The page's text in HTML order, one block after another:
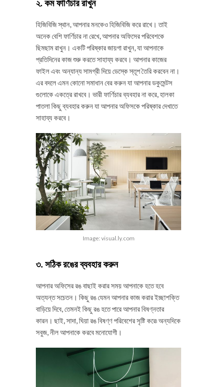
হিজিবিজি স্থান, আপনার মনকেও হিজিবিজি করে রাখে। তাই
অনেক বেশি ফার্ণিচার না রেখে, আপনার অফিসের পরিবেশকে
ছিমছাম রাখুন। একটি পরিষ্কার জায়গা রাখুন, যা আপনাকে
প্রতিদিনের কাজ শুরু করতে সাহায্য করবে। আপনার কাজের
ফাইল এবং অন্যান্য সামগ্রী দিয়ে ডেস্কে স্তূপ তৈরি করবেন না।
এর বদলে এমন কোনো সমাধান বের করুন যা আপনার ডকুমেন্টস
গুলোকে একত্রে রাখবে। ভারী ফার্ণিচার ব্যবহার না করে, হালকা
পাতলা কিছু ব্যবহার করুন যা আপনার অফিসকে পরিষ্কার দেখাতে
সাহায্য করবে।
Image: visual.ly.com
৩. সঠিক রঙের ব্যবহার করুন
আপনার অফিসের রঙ বাছাই করার সময় আপনাকে হতে হবে
অত্যন্ত সচেতন। কিছু রঙ যেমন আপনার কাজ করার ইচ্ছাশক্তি
বাড়িয়ে দিবে, তেমনই কিছু রঙ হতে পারে আপনার বিষণ্নতার
কারন। ছাই, সাদা, ঘিয়া রঙ বিষণ্ণ পরিবেশের সৃষ্টি করে৷ অন্যদিকে
সবুজ, নীল আপনাকে করবে মনোযোগী।